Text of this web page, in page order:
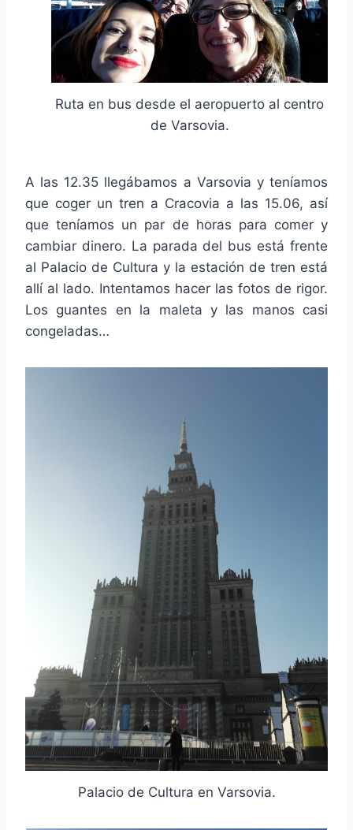
Ruta en bus desde el aeropuerto al centro
de Varsovia.
A las 12.35 llegábamos a Varsovia y teníamos
que coger un tren a Cracovia a las 15.06, así
que teníamos un par de horas para comer y
cambiar dinero. La parada del bus está frente
al Palacio de Cultura y la estación de tren está
allí al lado. Intentamos hacer las fotos de rigor.
Los guantes en la maleta y las manos casi
congeladas…
Palacio de Cultura en Varsovia.